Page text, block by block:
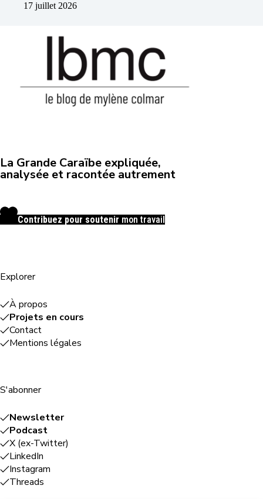
17 juillet 2026
La Grande Caraïbe expliquée,
analysée et racontée autrement
Contribuez pour soutenir mon travail
Explorer
À propos
Projets en cours
Contact
Mentions légales
S'abonner
Newsletter
Podcast
X (ex-Twitter)
LinkedIn
Instagram
Threads